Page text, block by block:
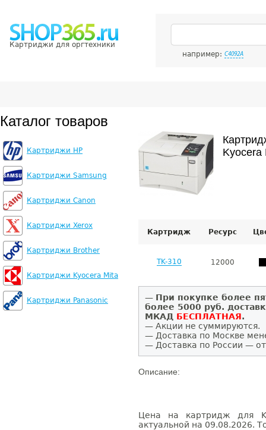
Картриджи для оргтехники
например: C4092A
Каталог товаров
Картриджи HP
Картриджи Samsung
Картриджи Canon
Картриджи Xerox
Картриджи Brother
Картриджи Kyocera Mita
Картриджи Panasonic
Kyocera
Картридж Ресурс
TK-310 12000
— При покупке более
более 5000 руб.
МКАД БЕСПЛАТНАЯ.
— Акции не суммируются.
— Доставка по Москве
— Доставка по России —
Описание:
Цена на картридж для
актуальной на 09.08.2026.